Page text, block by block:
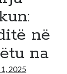
në
na
2025